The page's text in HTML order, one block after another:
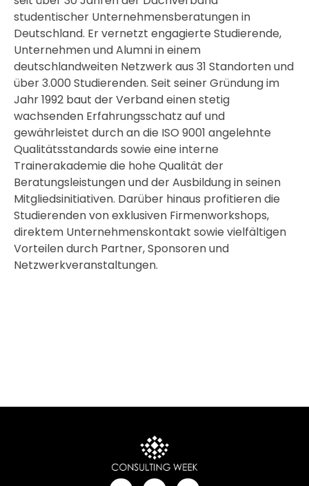
studentischer Unternehmensberatungen in
Deutschland. Er vernetzt engagierte Studierende,
Unternehmen und Alumni in einem
deutschlandweiten Netzwerk aus 31 Standorten und
über 3.000 Studierenden. Seit seiner Gründung im
Jahr 1992 baut der Verband einen stetig
wachsenden Erfahrungsschatz auf und
gewährleistet durch an die ISO 9001 angelehnte
Qualitätsstandards sowie eine interne
Trainerakademie die hohe Qualität der
Beratungsleistungen und der Ausbildung in seinen
Mitgliedsinitiativen. Darüber hinaus profitieren die
Studierenden von exklusiven Firmenworkshops,
direktem Unternehmenskontakt sowie vielfältigen
Vorteilen durch Partner, Sponsoren und
Netzwerkveranstaltungen.